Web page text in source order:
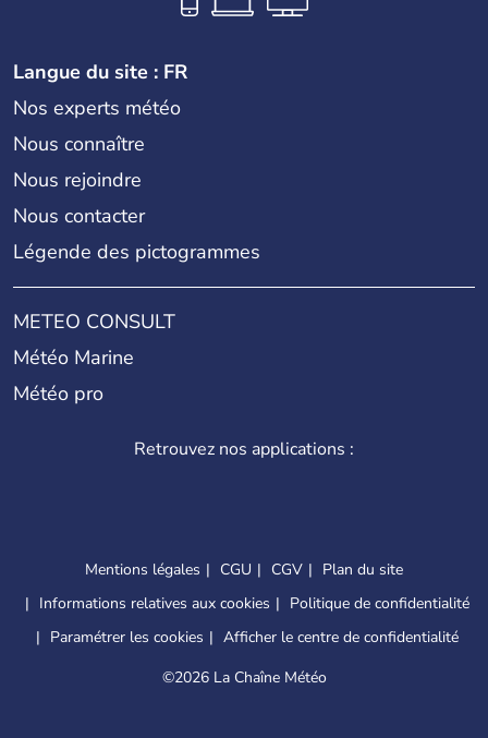
Langue du site : FR
Nos experts météo
Nous connaître
Nous rejoindre
Nous contacter
Légende des pictogrammes
METEO CONSULT
Météo Marine
Météo pro
Retrouvez nos applications :
Mentions légales CGU CGV
Plan du site
Informations relatives aux cookies
Politique de confidentialité
Paramétrer les cookies
Afficher le centre de confidentialité
©2026 La Chaîne Météo